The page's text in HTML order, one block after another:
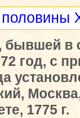
бывшей в
год, с
1775 г.